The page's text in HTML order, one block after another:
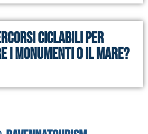
ciclabili per
i monumenti o il mare?